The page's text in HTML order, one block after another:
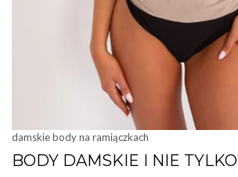
damskie body na ramiączkach
BODY DAMSKIE I NIE TYLKO